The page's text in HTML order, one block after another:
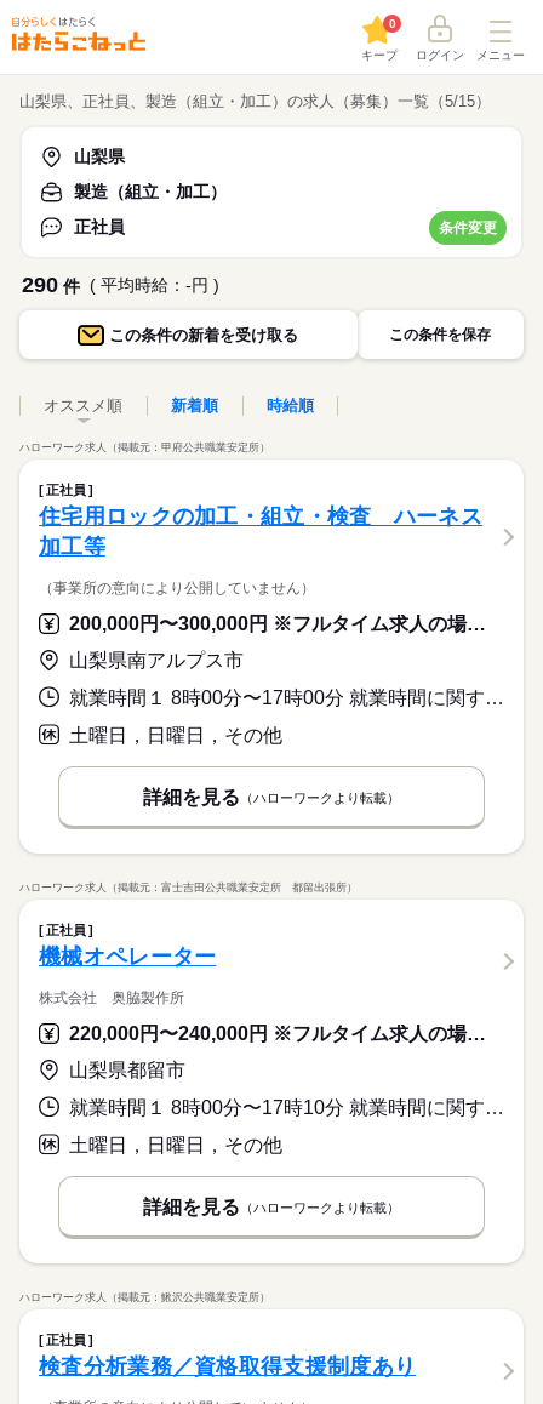
キープ
0
ログイン メニュー
山梨県、正社員、製造（組立・加工）の求人（募集）一覧（5/15）
山梨県
製造（組立・加工）
正社員
条件変更
290 件 ( 平均時給：-円 )
この条件の新着を受け取る この条件を保存
オススメ順 新着順 時給順
ハローワーク求人（掲載元：甲府公共職業安定所）
正社員
住宅用ロックの加工・組立・検査 ハーネス
加工等
（事業所の意向により公開していません）
200,000円〜300,000円 ※フルタイム求人の場合は月額（換算額）、パート求人の場合は時間額を表示しています。
山梨県南アルプス市
就業時間１ 8時00分〜17時00分 就業時間に関する特記事項 時間外は繁忙期のみ、１日１時間程度です。
土曜日，日曜日，その他
詳細を見る （ハローワークより転載）
ハローワーク求人（掲載元：富士吉田公共職業安定所 都留出張所）
正社員
機械オペレーター
株式会社 奥脇製作所
220,000円〜240,000円 ※フルタイム求人の場合は月額（換算額）、パート求人の場合は時間額を表示しています。
山梨県都留市
就業時間１ 8時00分〜17時10分 就業時間に関する特記事項 残業については仕事量に応じて増減有り
土曜日，日曜日，その他
詳細を見る （ハローワークより転載）
ハローワーク求人（掲載元：鰍沢公共職業安定所）
正社員
検査分析業務／資格取得支援制度あり